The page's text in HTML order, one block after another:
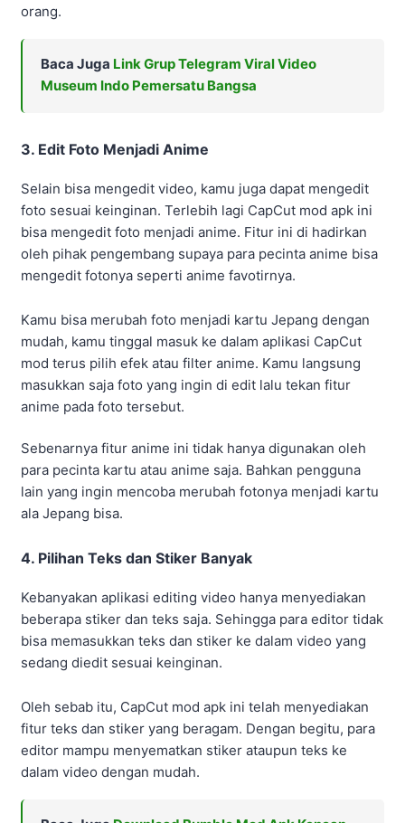
orang.
Baca Juga Link Grup Telegram Viral Video
Museum Indo Pemersatu Bangsa
3. Edit Foto Menjadi Anime
Selain bisa mengedit video, kamu juga dapat mengedit
foto sesuai keinginan. Terlebih lagi CapCut mod apk ini
bisa mengedit foto menjadi anime. Fitur ini di hadirkan
oleh pihak pengembang supaya para pecinta anime bisa
mengedit fotonya seperti anime favotirnya.
Kamu bisa merubah foto menjadi kartu Jepang dengan
mudah, kamu tinggal masuk ke dalam aplikasi CapCut
mod terus pilih efek atau filter anime. Kamu langsung
masukkan saja foto yang ingin di edit lalu tekan fitur
anime pada foto tersebut.
Sebenarnya fitur anime ini tidak hanya digunakan oleh
para pecinta kartu atau anime saja. Bahkan pengguna
lain yang ingin mencoba merubah fotonya menjadi kartu
ala Jepang bisa.
4. Pilihan Teks dan Stiker Banyak
Kebanyakan aplikasi editing video hanya menyediakan
beberapa stiker dan teks saja. Sehingga para editor tidak
bisa memasukkan teks dan stiker ke dalam video yang
sedang diedit sesuai keinginan.
Oleh sebab itu, CapCut mod apk ini telah menyediakan
fitur teks dan stiker yang beragam. Dengan begitu, para
editor mampu menyematkan stiker ataupun teks ke
dalam video dengan mudah.